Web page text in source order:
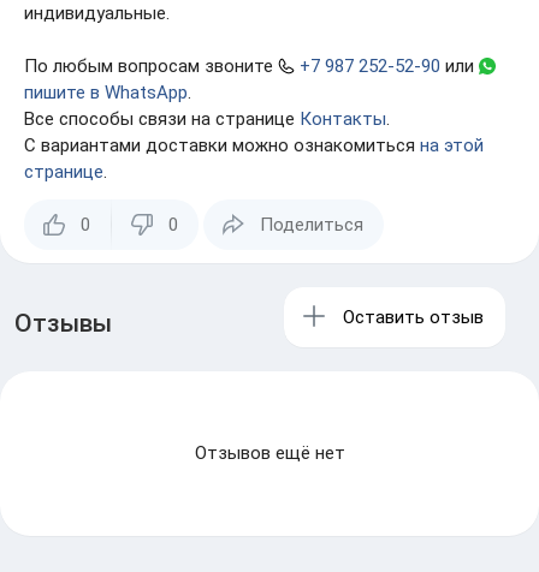
индивидуальные.
По любым вопросам звоните +7 987 252-52-90 или
пишите в WhatsApp.
Все способы связи на странице Контакты.
С вариантами доставки можно ознакомиться на этой
странице.
0 0 Поделиться
Отзывы Оставить отзыв
Отзывов ещё нет